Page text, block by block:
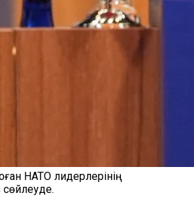
НАТО лидерлерінің
сөйлеуде.